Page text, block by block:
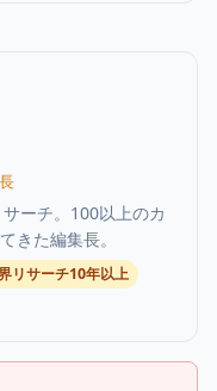
ーチ。100以上のカ
きた編集長。
リサーチ10年以上